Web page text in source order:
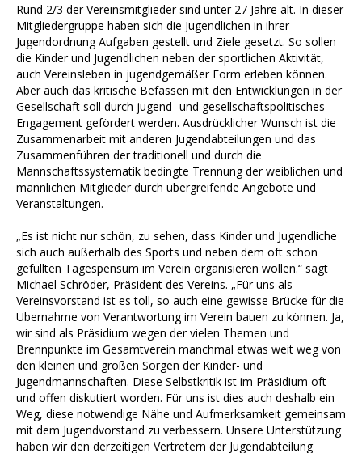
Rund 2/3 der Vereinsmitglieder sind unter 27 Jahre alt. In dieser
Mitgliedergruppe haben sich die Jugendlichen in ihrer
Jugendordnung Aufgaben gestellt und Ziele gesetzt. So sollen
die Kinder und Jugendlichen neben der sportlichen Aktivität,
auch Vereinsleben in jugendgemäßer Form erleben können.
Aber auch das kritische Befassen mit den Entwicklungen in der
Gesellschaft soll durch jugend- und gesellschaftspolitisches
Engagement gefördert werden. Ausdrücklicher Wunsch ist die
Zusammenarbeit mit anderen Jugendabteilungen und das
Zusammenführen der traditionell und durch die
Mannschaftssystematik bedingte Trennung der weiblichen und
männlichen Mitglieder durch übergreifende Angebote und
Veranstaltungen.
„Es ist nicht nur schön, zu sehen, dass Kinder und Jugendliche
sich auch außerhalb des Sports und neben dem oft schon
gefüllten Tagespensum im Verein organisieren wollen.“ sagt
Michael Schröder, Präsident des Vereins. „Für uns als
Vereinsvorstand ist es toll, so auch eine gewisse Brücke für die
Übernahme von Verantwortung im Verein bauen zu können. Ja,
wir sind als Präsidium wegen der vielen Themen und
Brennpunkte im Gesamtverein manchmal etwas weit weg von
den kleinen und großen Sorgen der Kinder- und
Jugendmannschaften. Diese Selbstkritik ist im Präsidium oft
und offen diskutiert worden. Für uns ist dies auch deshalb ein
Weg, diese notwendige Nähe und Aufmerksamkeit gemeinsam
mit dem Jugendvorstand zu verbessern. Unsere Unterstützung
haben wir den derzeitigen Vertretern der Jugendabteilung